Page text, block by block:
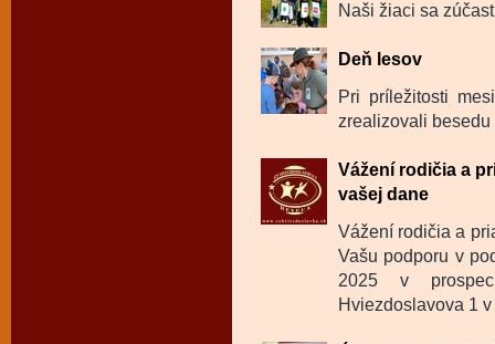
Naši žiaci sa
Deň lesov
Pri príležitosti
zrealizovali
Vážení rodičia a
vašej dane
Vážení rodičia a
Vašu podporu v
2025 v
Hviezdoslavova 1